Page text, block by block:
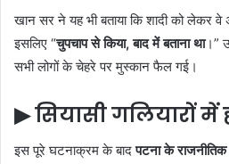
खान सर ने यह भी बताया कि शादी को लेकर वे
इसलिए “चुपचाप से किया, बाद में बताना था।”
सभी लोगों के चेहरे पर मुस्कान फैल गई।
▶ सियासी गलियारों
इस पूरे घटनाक्रम के बादपटना के